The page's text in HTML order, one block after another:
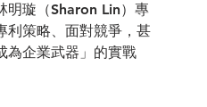
明璇（Sharon Lin）專
利策略、面對競爭，甚
為企業武器」的實戰